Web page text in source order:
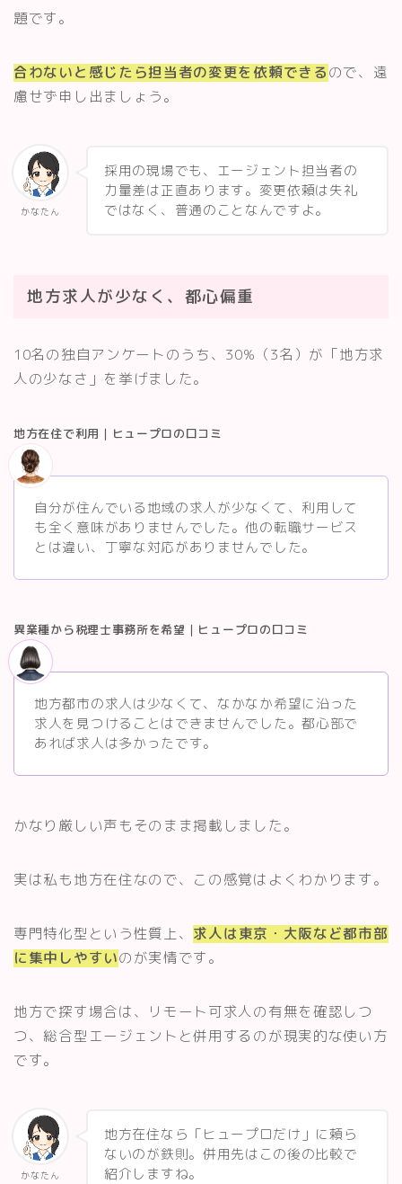
題です。
合わないと感じたら担当者の変更を依頼できるので、遠
慮せず申し出ましょう。
かなたん
採用の現場でも、エージェント担当者の
力量差は正直あります。変更依頼は失礼
ではなく、普通のことなんですよ。
地方求人が少なく、都心偏重
10名の独自アンケートのうち、30%（3名）が「地方求
人の少なさ」を挙げました。
地方在住で利用｜ヒュープロの口コミ
自分が住んでいる地域の求人が少なくて、利用して
も全く意味がありませんでした。他の転職サービス
とは違い、丁寧な対応がありませんでした。
異業種から税理士事務所を希望｜ヒュープロの口コミ
地方都市の求人は少なくて、なかなか希望に沿った
求人を見つけることはできませんでした。都心部で
あれば求人は多かったです。
かなり厳しい声もそのまま掲載しました。
実は私も地方在住なので、この感覚はよくわかります。
専門特化型という性質上、 求人は東京・大阪など都市部
に集中しやすいのが実情です。
地方で探す場合は、リモート可求人の有無を確認しつ
つ、総合型エージェントと併用するのが現実的な使い方
です。
かなたん
地方在住なら「ヒュープロだけ」に頼ら
ないのが鉄則。併用先はこの後の比較で
紹介しますね。